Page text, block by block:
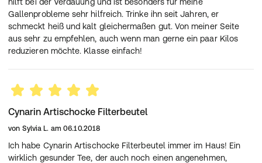
Gallenprobleme sehr hilfreich. Trinke ihn seit Jahren, er
schmeckt heiß und kalt gleichermaßen gut. Von meiner Seite
aus sehr zu empfehlen, auch wenn man gerne ein paar Kilos
reduzieren möchte. Klasse einfach!
Cynarin Artischocke Filterbeutel
von Sylvia L. am 06.10.2018
Ich habe Cynarin Artischocke Filterbeutel immer im Haus! Ein
wirklich gesunder Tee, der auch noch einen angenehmen,